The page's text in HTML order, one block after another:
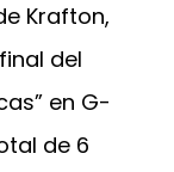
Krafton,
del
en G-
de 6